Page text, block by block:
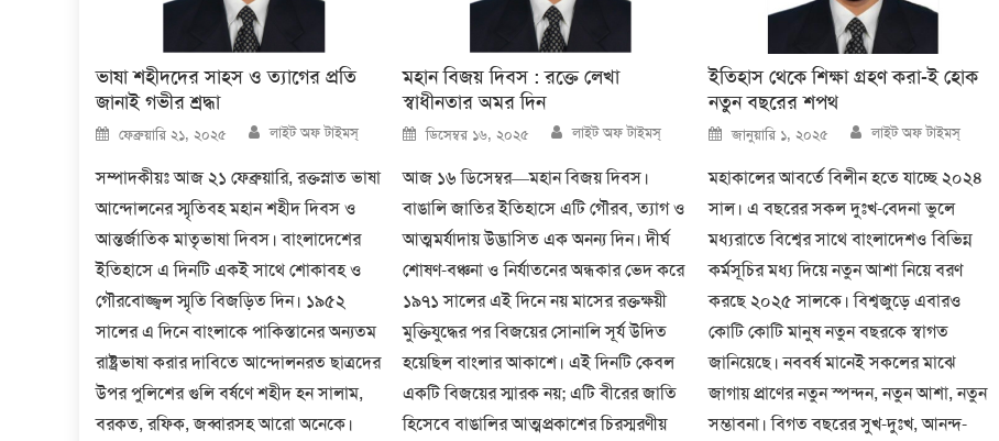
ভাষা শহীদদের সাহস ও ত্যাগের প্রতি
জানাই গভীর শ্রদ্ধা
Posted
on
ফেব্রুয়ারি ২১, ২০২৫ Author
লাইট অফ টাইমস্
সম্পাদকীয়ঃ আজ ২১ ফেব্রুয়ারি, রক্তস্নাত ভাষা
আন্দোলনের স্মৃতিবহ মহান শহীদ দিবস ও
আন্তর্জাতিক মাতৃভাষা দিবস। বাংলাদেশের
ইতিহাসে এ দিনটি একই সাথে শোকাবহ ও
গৌরবোজ্জ্বল স্মৃতি বিজড়িত দিন। ১৯৫২
সালের এ দিনে বাংলাকে পাকিস্তানের অন্যতম
রাষ্ট্রভাষা করার দাবিতে আন্দোলনরত ছাত্রদের
উপর পুলিশের গুলি বর্ষণে শহীদ হন সালাম,
বরকত, রফিক, জব্বারসহ আরো অনেকে।
মহান বিজয় দিবস : রক্তে লেখা
স্বাধীনতার অমর দিন
Posted
on
ডিসেম্বর ১৬, ২০২৫ Author
লাইট অফ টাইমস্
আজ ১৬ ডিসেম্বর—মহান বিজয় দিবস।
বাঙালি জাতির ইতিহাসে এটি গৌরব, ত্যাগ ও
আত্মমর্যাদায় উদ্ভাসিত এক অনন্য দিন। দীর্ঘ
শোষণ-বঞ্চনা ও নির্যাতনের অন্ধকার ভেদ করে
১৯৭১ সালের এই দিনে নয় মাসের রক্তক্ষয়ী
মুক্তিযুদ্ধের পর বিজয়ের সোনালি সূর্য উদিত
হয়েছিল বাংলার আকাশে। এই দিনটি কেবল
একটি বিজয়ের স্মারক নয়; এটি বীরের জাতি
হিসেবে বাঙালির আত্মপ্রকাশের চিরস্মরণীয়
ইতিহাস থেকে শিক্ষা গ্রহণ করা-ই হোক
নতুন বছরের শপথ
Posted
on
জানুয়ারি ১, ২০২৫ Author
লাইট অফ টাইমস্
মহাকালের আবর্তে বিলীন হতে যাচ্ছে ২০২৪
সাল। এ বছরের সকল দুঃখ-বেদনা ভুলে
মধ্যরাতে বিশ্বের সাথে বাংলাদেশও বিভিন্ন
কর্মসূচির মধ্য দিয়ে নতুন আশা নিয়ে বরণ
করছে ২০২৫ সালকে। বিশ্বজুড়ে এবারও
কোটি কোটি মানুষ নতুন বছরকে স্বাগত
জানিয়েছে। নববর্ষ মানেই সকলের মাঝে
জাগায় প্রাণের নতুন স্পন্দন, নতুন আশা, নতুন
সম্ভাবনা। বিগত বছরের সুখ-দুঃখ, আনন্দ-